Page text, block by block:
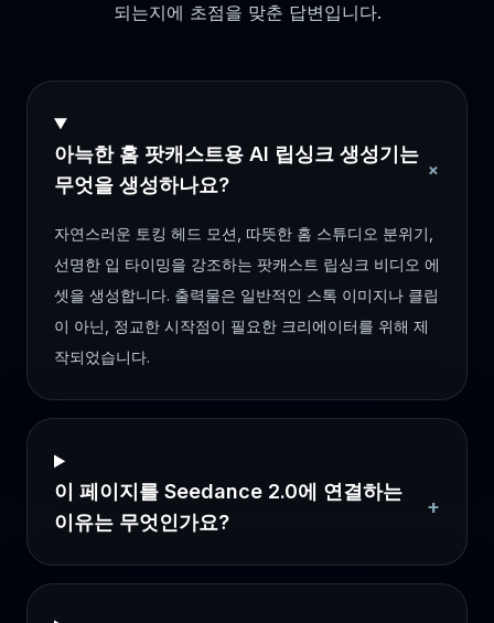
되는지에 초점을 맞춘 답변입니다.
아늑한 홈 팟캐스트용 AI 립싱크 생성기는
무엇을 생성하나요?
+
자연스러운 토킹 헤드 모션, 따뜻한 홈 스튜디오 분위기,
선명한 입 타이밍을 강조하는 팟캐스트 립싱크 비디오 에
셋을 생성합니다. 출력물은 일반적인 스톡 이미지나 클립
이 아닌, 정교한 시작점이 필요한 크리에이터를 위해 제
작되었습니다.
이 페이지를 Seedance 2.0에 연결하는
이유는 무엇인가요?
+